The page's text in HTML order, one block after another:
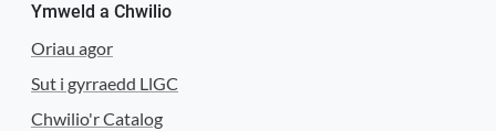
Ymweld a Chwilio
Oriau agor
Sut i gyrraedd LlGC
Chwilio'r Catalog